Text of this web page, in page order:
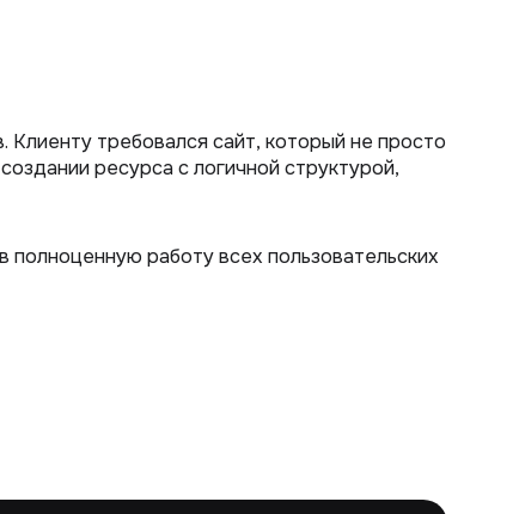
требовался сайт, который не просто
ресурса с логичной структурой,
работу всех пользовательских